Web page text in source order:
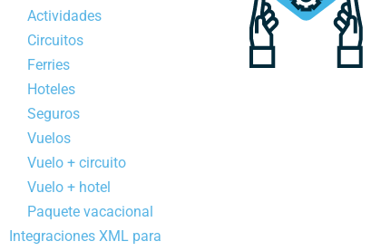
Actividades
Circuitos
Ferries
Hoteles
Seguros
Vuelos
Vuelo + circuito
Vuelo + hotel
Paquete vacacional
Integraciones XML para